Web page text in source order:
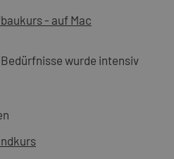
- auf Mac
wurde intensiv